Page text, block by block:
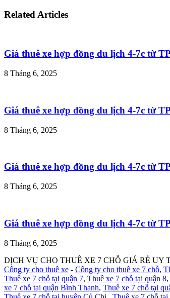
Related Articles
Giá thuê xe hợp đồng du lịch 4-7c từ
8 Tháng 6, 2025
Giá thuê xe hợp đồng du lịch 4-7c từ
8 Tháng 6, 2025
Giá thuê xe hợp đồng du lịch 4-7c từ
8 Tháng 6, 2025
Giá thuê xe hợp đồng du lịch 4-7c từ
8 Tháng 6, 2025
DỊCH VỤ CHO THUÊ XE 7 CHỖ GIÁ RẺ UY
Công ty cho thuê xe - Công ty cho thuê xe 7 chỗ,
Thuê xe 7 chỗ tại quận 7, Thuê xe 7 chỗ tại quận 8,
xe 7 chỗ tại quận Bình Thạnh, Thuê xe 7 chỗ tại